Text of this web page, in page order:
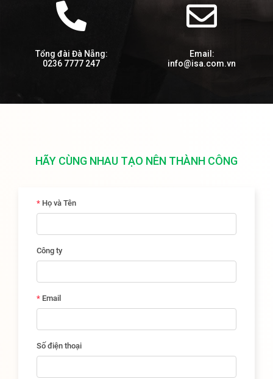
Tổng đài Đà Nẵng:
0236 7777 247
Email:
info@isa.com.vn
HÃY CÙNG NHAU TẠO NÊN THÀNH CÔNG